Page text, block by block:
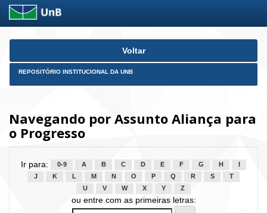
Skip
Voltar
REPOSITÓRIO INSTITUCIONAL DA UNB
Navegando por Assunto Aliança para
o Progresso
Ir para: 0-9 A B C D E F G H
J
K L M N O P Q R S
T
U
V W X Y Z
ou entre com as primeiras letras: